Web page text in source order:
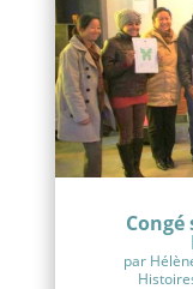
par